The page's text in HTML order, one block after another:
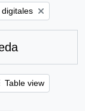
Table view